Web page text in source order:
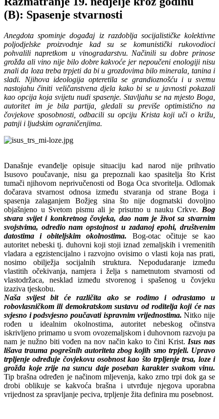
(B): Spasenje stvarnosti
Anegdota spominje događaj iz razdoblja socijalističke kolektivne
poljodjelske proizvodnje kad su se komunistički rukovodioci
pohvalili napretkom u vinogradarstvu. Načinili su dobre prinose
grožđa ali vino nije bilo dobre kakvoće jer nepoučeni enologiji nisu
znali da loza treba trpjeti da bi u grozdovima bilo minerala, tanina i
sladi. Njihova ideologija opteretila se grandioznošću i u svemu
nastojahu činiti veličanstvena djela kako bi se u javnosti pokazali
kao opcija koja svijetu nudi spasenje. Stavljahu se na mjesto Boga,
autoritet im je bila partija, gledali su previše optimistično na
čovjekove sposobnosti, odbacili su opciju Krista koji uči o križu,
patnji i ljudskim ograničenjima.
Današnje evanđelje opisuje situaciju kad narod nije prihvatio
Isusovo poučavanje, nisu ga prepoznali kao spasitelja što Krist
tumači njihovom neprivučenosti od Boga Oca stvoritelja. Odlomak
dočarava stvarnost odnosa između stvaranja od strane Boga i
spasenja zalaganjem Božjeg sina što nije dogmatski dovoljno
objašnjeno u Svetom pismu ali je prisutno u nauku Crkve. Bog
stvara svijet i konkretnog čovjeka, dao nam je život sa stvarnim
svojstvima, odredio nam opstojnost u zadanoj epohi, društvenim
datostima i obiteljskim okolnostima. Bog-otac očituje se kao
autoritet nebeski tj. duhovni koji stoji iznad zemaljskih i vremenitih
vladara a egzistencijalno i razvojno ovisimo o vlasti koja nas prati,
nosimo obilježja socijalnih struktura. Nepodudaranje između
vlastitih očekivanja, namjera i želja s nametnutom stvarnosti od
vlastodržaca, nesklad između stvorenog i spašenog u čovjeku
izaziva tjeskobu.
Naša svijest bit će različita ako se rodimo i odrastamo u
robovlasničkom ili demokratskom sustavu od roditelja koji će nas
svjesno i podsvjesno poučavati ispravnim vrijednostima. Nitko nije
rođen u idealnim okolnostima, autoritet nebeskog očinstva
iskrivljeno primamo u svom ovozemaljskom i duhovnom razvoju pa
nam je nužno biti vođen na nov način kako to čini Krist. Isus nas
lišava trauma pogrešnih autoriteta zbog kojih smo trpjeli. Upravo
trpljenje određuje čovjekovu osobnost kao što trpljenje trsa, loze i
grožđa koje zrije na suncu daje poseban karakter svakom vinu.
Tip brašna određen je načinom mljevenja, kako zrno trpi dok ga se
drobi oblikuje se kakvoća brašna i utvrđuje njegova uporabna
vrijednost za spravljanje peciva, trpljenje žita definira mu posebnost.